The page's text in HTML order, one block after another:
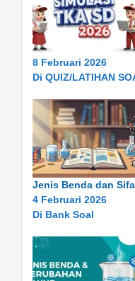
8 Februari 2026
Di QUIZ/LATIHAN
Jenis Benda dan
4 Februari 2026
Di Bank Soal